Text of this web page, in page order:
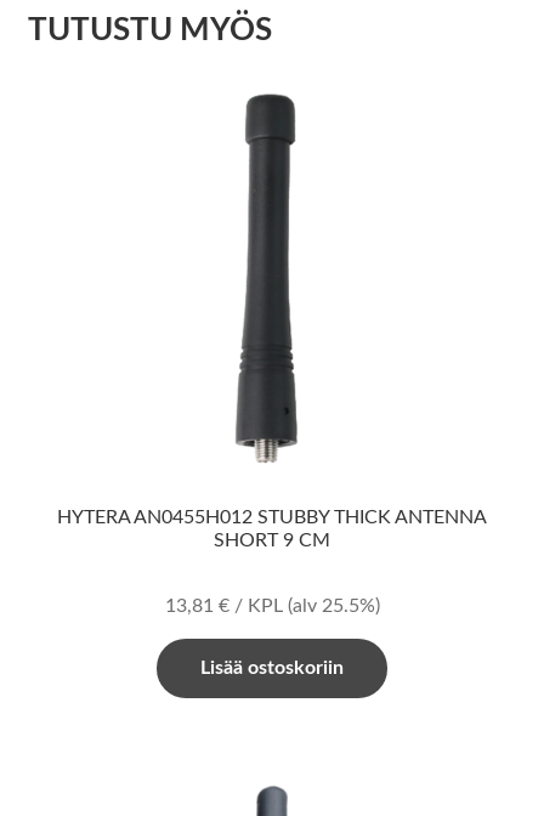
TUTUSTU MYÖS
HYTERA AN0455H012 STUBBY THICK ANTENNA
SHORT 9 CM
13,81 €/ KPL (alv 25.5%)
Lisää ostoskoriin